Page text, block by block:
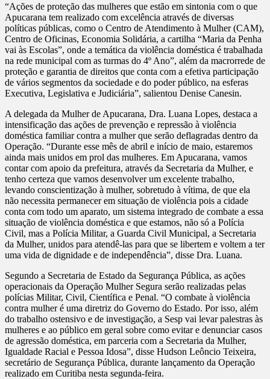
“Ações de proteção das mulheres que estão em sintonia com o que
Apucarana tem realizado com excelência através de diversas
políticas públicas, como o Centro de Atendimento à Mulher (CAM),
Centro de Oficinas, Economia Solidária, a cartilha “Maria da Penha
vai às Escolas”, onde a temática da violência doméstica é trabalhada
na rede municipal com as turmas do 4º Ano”, além da macrorrede de
proteção e garantia de direitos que conta com a efetiva participação
de vários segmentos da sociedade e do poder público, na esferas
Executiva, Legislativa e Judiciária”, salientou Denise Canesin.
A delegada da Mulher de Apucarana, Dra. Luana Lopes, destaca a
intensificação das ações de prevenção e repressão à violência
doméstica familiar contra a mulher que serão deflagradas dentro da
Operação. “Durante esse mês de abril e início de maio, estaremos
ainda mais unidos em prol das mulheres. Em Apucarana, vamos
contar com apoio da prefeitura, através da Secretaria da Mulher, e
tenho certeza que vamos desenvolver um excelente trabalho,
levando conscientização à mulher, sobretudo à vítima, de que ela
não necessita permanecer em situação de violência pois a cidade
conta com todo um aparato, um sistema integrado de combate a essa
situação de violência doméstica e que estamos, não só a Polícia
Civil, mas a Polícia Militar, a Guarda Civil Municipal, a Secretaria
da Mulher, unidos para atendê-las para que se libertem e voltem a ter
uma vida de dignidade e de independência”, disse Dra. Luana.
Segundo a Secretaria de Estado da Segurança Pública, as ações
operacionais da Operação Mulher Segura serão realizadas pelas
polícias Militar, Civil, Científica e Penal. “O combate à violência
contra mulher é uma diretriz do Governo do Estado. Por isso, além
do trabalho ostensivo e de investigação, a Sesp vai levar palestras às
mulheres e ao público em geral sobre como evitar e denunciar casos
de agressão doméstica, em parceria com a Secretaria da Mulher,
Igualdade Racial e Pessoa Idosa”, disse Hudson Leôncio Teixeira,
secretário de Segurança Pública, durante lançamento da Operação
realizado em Curitiba nesta segunda-feira.